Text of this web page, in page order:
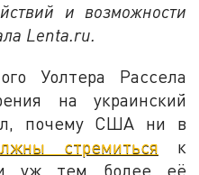
и возможности
Lenta.ru.
Уолтера Рассела
на украинский
почему США ни в
стремиться к
и уж тем более её